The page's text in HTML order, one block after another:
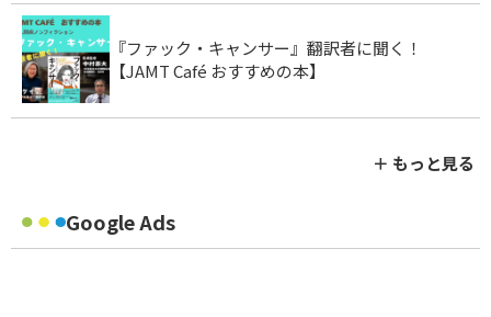
『ファック・キャンサー』翻訳者に聞く！
【JAMT Café おすすめの本】
＋ もっと見る
Google Ads